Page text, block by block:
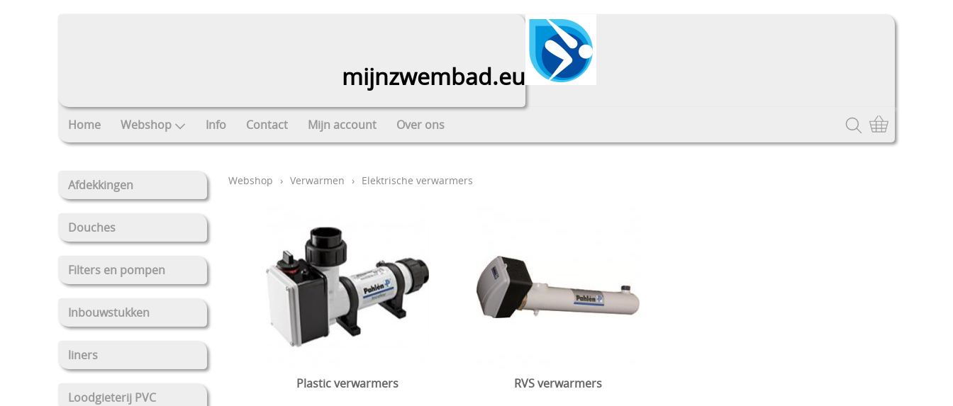
mijnzwembad.eu
Home Webshop Info Contact Mijn account Over ons
Afdekkingen
Douches
Filters en pompen
Inbouwstukken
liners
Loodgieterij PVC
Webshop › Verwarmen › Elektrische verwarmers
Plastic verwarmers RVS verwarmers